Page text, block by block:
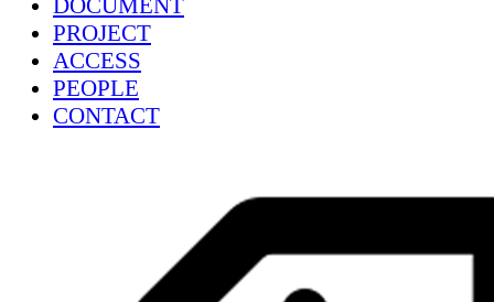
PROJECT
ACCESS
PEOPLE
CONTACT